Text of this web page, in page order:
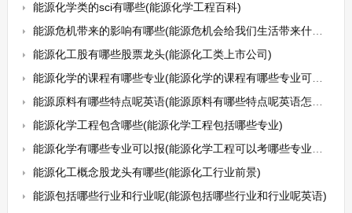
能源化学类的sci有哪些(能源化学工程百科)
能源危机带来的影响有哪些(能源危机会给我们生活带来什么影响)
能源化工股有哪些股票龙头(能源化工类上市公司)
能源化学的课程有哪些专业(能源化学的课程有哪些专业可以学)
能源原料有哪些特点呢英语(能源原料有哪些特点呢英语怎么说)
能源化学工程包含哪些(能源化学工程包括哪些专业)
能源化学有哪些专业可以报(能源化学工程可以考哪些专业研究生)
能源化工概念股龙头有哪些(能源化工行业前景)
能源包括哪些行业和行业呢(能源包括哪些行业和行业呢英语)